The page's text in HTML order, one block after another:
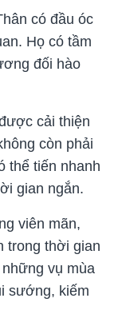
có đầu óc
Họ có tầm
đối hào
cải thiện
còn phải
thể tiến nhanh
gian ngắn.
viên mãn,
trong thời gian
vụ mùa
sướng, kiếm